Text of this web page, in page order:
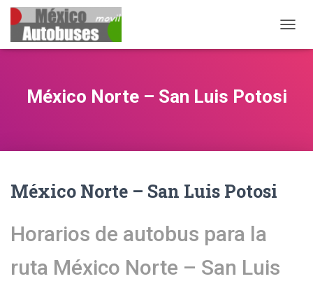
México Norte – San Luis Potosi
México Norte – San Luis Potosi
Horarios de autobus para la
ruta México Norte – San Luis